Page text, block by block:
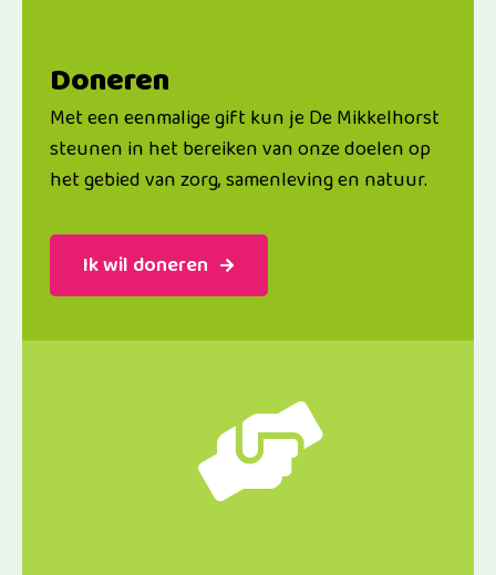
Doneren
Met een eenmalige gift kun je De Mikkelhorst
steunen in het bereiken van onze doelen op
het gebied van zorg, samenleving en natuur.
Ik wil doneren